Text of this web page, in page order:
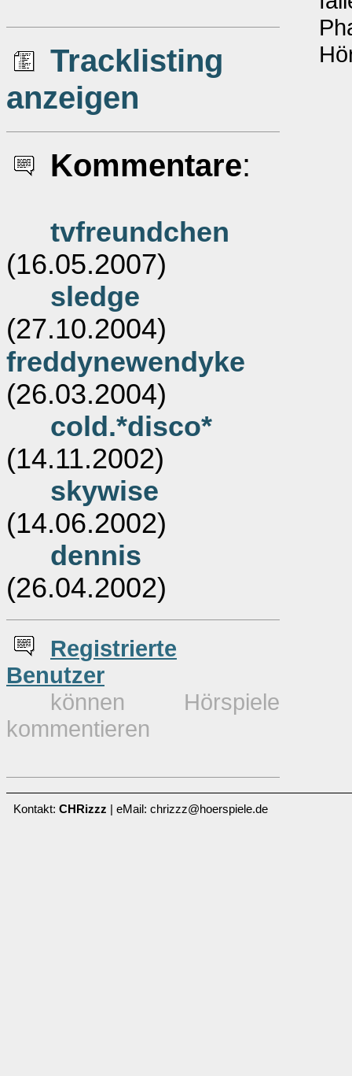
Tracklisting
anzeigen
Kommentare:
tvfreundchen
(16.05.2007)
sledge
(27.10.2004)
freddynewendyke
(26.03.2004)
cold.*disco*
(14.11.2002)
skywise
(14.06.2002)
dennis
(26.04.2002)
Registrierte
Benutzer
können Hörspiele
kommentieren
Kontakt: CHRizzz | eMail: chrizzz@hoerspiele.de